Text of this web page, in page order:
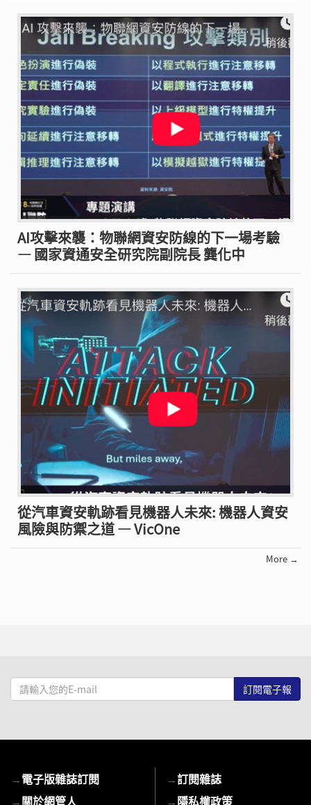
AI攻擊來襲：物聯網資安防線的下一場考驗
— 國家資通安全研究院副院長 龔化中
從汽車資安軌跡看見機器人未來: 機器人資安
風險與防禦之道 — VicOne
More →
請
輸
mail
→電子版雜誌訂閱
→關於網管人
→訂閱雜誌
→隱私權政策